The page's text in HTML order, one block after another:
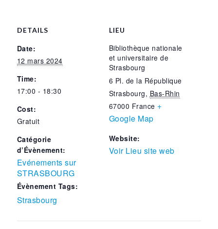
DETAILS
Date:
12 mars 2024
Time:
17:00 - 18:30
Cost:
Gratuit
Catégorie
d’Évènement:
Evénements sur
STRASBOURG
Évènement Tags:
Strasbourg
LIEU
Bibliothèque nationale
et universitaire de
Strasbourg
6 Pl. de la République
Strasbourg, Bas-Rhin
67000 France +
Google Map
Website:
Voir Lieu site web